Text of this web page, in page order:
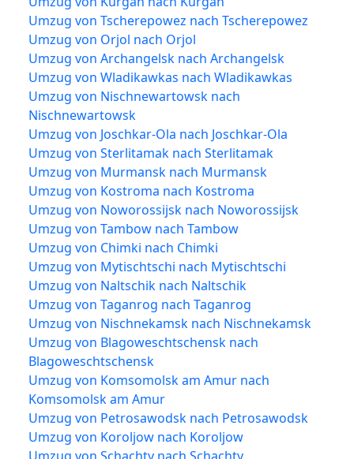
Umzug von Tscherepowez nach Tscherepowez
Umzug von Orjol nach Orjol
Umzug von Archangelsk nach Archangelsk
Umzug von Wladikawkas nach Wladikawkas
Umzug von Nischnewartowsk nach
Nischnewartowsk
Umzug von Joschkar-Ola nach Joschkar-Ola
Umzug von Sterlitamak nach Sterlitamak
Umzug von Murmansk nach Murmansk
Umzug von Kostroma nach Kostroma
Umzug von Noworossijsk nach Noworossijsk
Umzug von Tambow nach Tambow
Umzug von Chimki nach Chimki
Umzug von Mytischtschi nach Mytischtschi
Umzug von Naltschik nach Naltschik
Umzug von Taganrog nach Taganrog
Umzug von Nischnekamsk nach Nischnekamsk
Umzug von Blagoweschtschensk nach
Blagoweschtschensk
Umzug von Komsomolsk am Amur nach
Komsomolsk am Amur
Umzug von Petrosawodsk nach Petrosawodsk
Umzug von Koroljow nach Koroljow